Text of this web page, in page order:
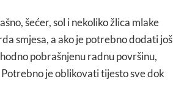
šećer, sol i nekoliko žlica mlake
smjesa, a ako je potrebno dodati još
pobrašnjenu radnu površinu,
je oblikovati tijesto sve dok